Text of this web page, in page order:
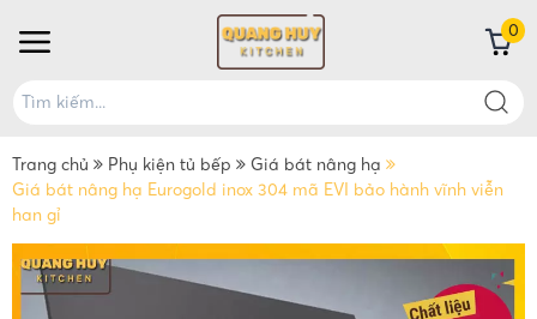
0
Trang chủ Phụ kiện tủ bếp
Giá bát nâng hạ
Giá bát nâng hạ Eurogold inox 304 mã EVI bảo hành vĩnh viễn
han gỉ